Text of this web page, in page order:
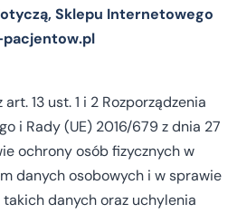
Sklepu Internetowego
13 ust. 1 i 2 Rozporządzenia
i Rady (UE) 2016/679 z dnia 27
ochrony osób fizycznych w
danych osobowych i w sprawie
danych oraz uchylenia